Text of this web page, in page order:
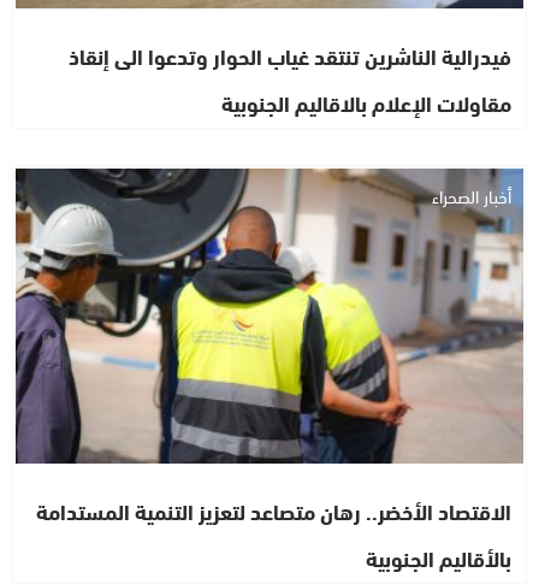
فيدرالية الناشرين تنتقد غياب الحوار وتدعوا الى إنقاذ
مقاولات الإعلام بالاقاليم الجنوبية
أخبار الصحراء
الاقتصاد الأخضر.. رهان متصاعد لتعزيز التنمية المستدامة
بالأقاليم الجنوبية